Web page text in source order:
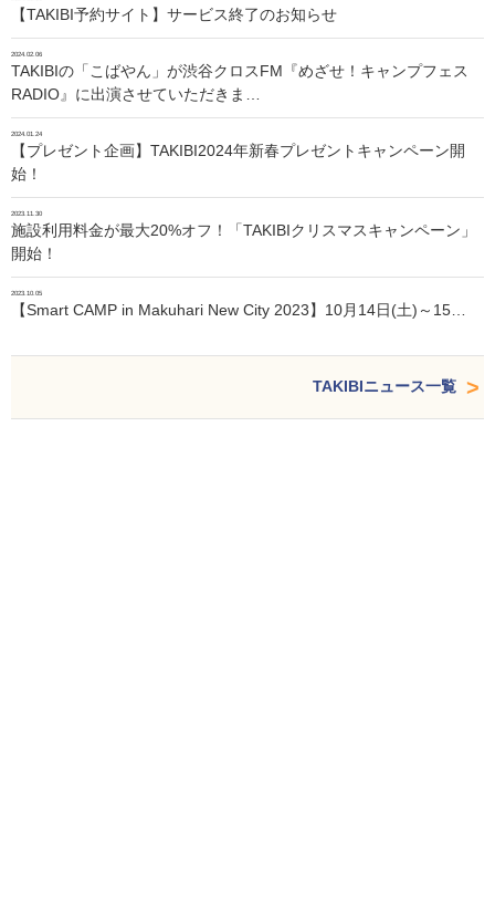
【TAKIBI予約サイト】サービス終了のお知らせ
2024.02.06
TAKIBIの「こばやん」が渋谷クロスFM『めざせ！キャンプフェス
RADIO』に出演させていただきま…
2024.01.24
【プレゼント企画】TAKIBI2024年新春プレゼントキャンペーン開
始！
2023.11.30
施設利用料金が最大20%オフ！「TAKIBIクリスマスキャンペーン」
開始！
2023.10.05
【Smart CAMP in Makuhari New City 2023】10月14日(土)～15…
TAKIBIニュース一覧